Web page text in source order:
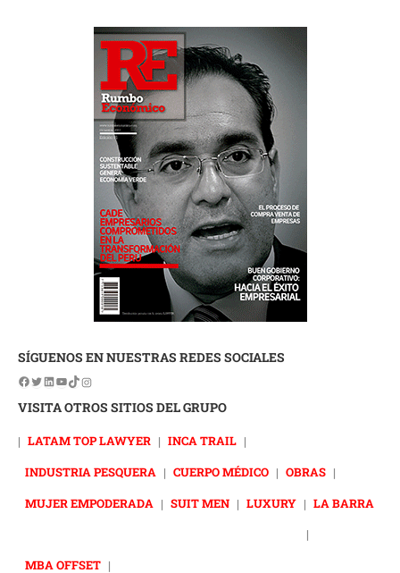
SÍGUENOS EN NUESTRAS REDES SOCIALES
VISITA OTROS SITIOS DEL GRUPO
| LATAM TOP LAWYER | INCA TRAIL |
INDUSTRIA PESQUERA | CUERPO MÉDICO | OBRAS |
MUJER EMPODERADA | SUIT MEN | LUXURY | LA BARRA
|
MBA OFFSET |